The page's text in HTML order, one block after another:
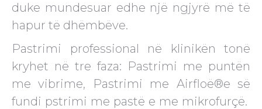
duke mundesuar edhe një ngjyrë më të
hapur të dhëmbëve.
Pastrimi professional në klinikën tonë
kryhet në tre faza: Pastrimi me puntën
me vibrime, Pastrimi me Airfloë®e së
fundi pstrimi me pastë e me mikrofurçë.